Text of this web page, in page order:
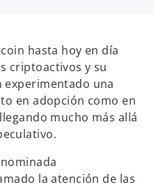
p
e
s
a
ñ
a
u
e
v
hasta hoy en día
criptoactivos y su
experimentado una
en adopción como en
mucho más allá
la atención de las